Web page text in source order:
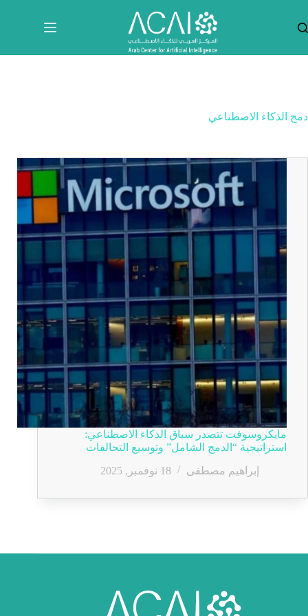
المحتوى
دمج الذكاء الاصطناعي
مايكروسوفت تتصدر سباق الذكاء الاصطناعي:
استراتيجية “الدمج الشامل” وتوسيع التحالفات
إبراهيم مصطفى
18 نوفمبر, 2025